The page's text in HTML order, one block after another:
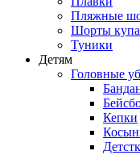
Пляжные
Шорты
Туники
Детям
Головные
Кепки